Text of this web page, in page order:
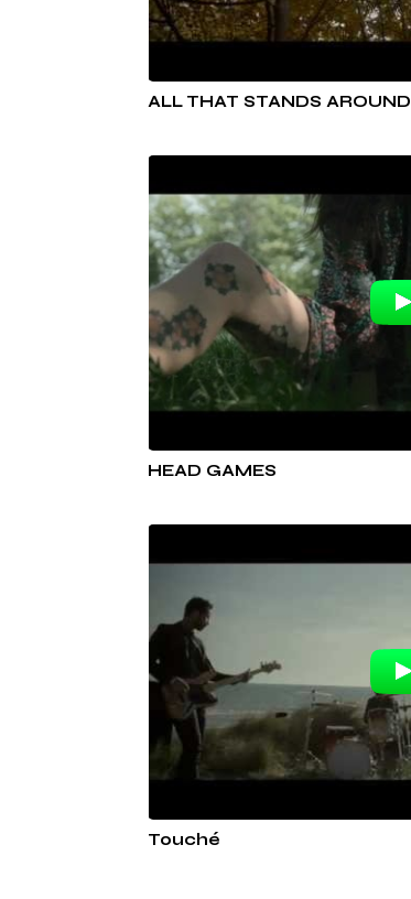
ALL THAT STANDS AROUND
HEAD GAMES
Touché